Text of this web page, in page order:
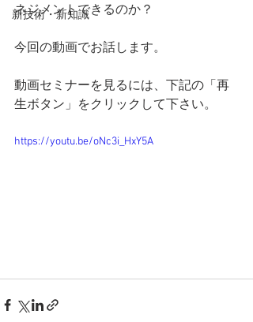
新技術・新知識
ネジメントできるのか？
今回の動画でお話します。
動画セミナーを見るには、下記の「再
生ボタン」をクリックして下さい。
https://youtu.be/oNc3i_HxY5A